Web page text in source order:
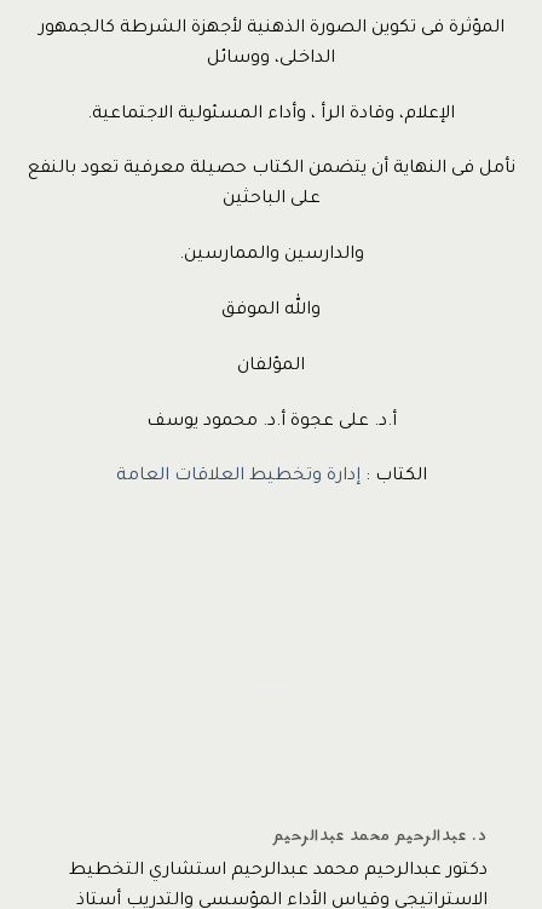
المؤثرة فى تكوين الصورة الذهنية لأجهزة الشرطة كالجمهور
الداخلى، ووسائل
الإعلام، وقادة الرأ ، وأداء المسئولية الاجتماعية.
نأمل فى النهاية أن يتضمن الكتاب حصيلة معرفية تعود بالنفع
على الباحثين
والدارسين والممارسين.
والله الموفق
المؤلفان
أ.د. على عجوة أ.د. محمود يوسف
الكتاب :إدارة وتخطيط العلاقات العامة
د. عبدالرحيم محمد عبدالرحيم
دكتور عبدالرحيم محمد عبدالرحيم استشاري التخطيط
الاستراتيجي وقياس الأداء المؤسسي والتدريب أستاذ